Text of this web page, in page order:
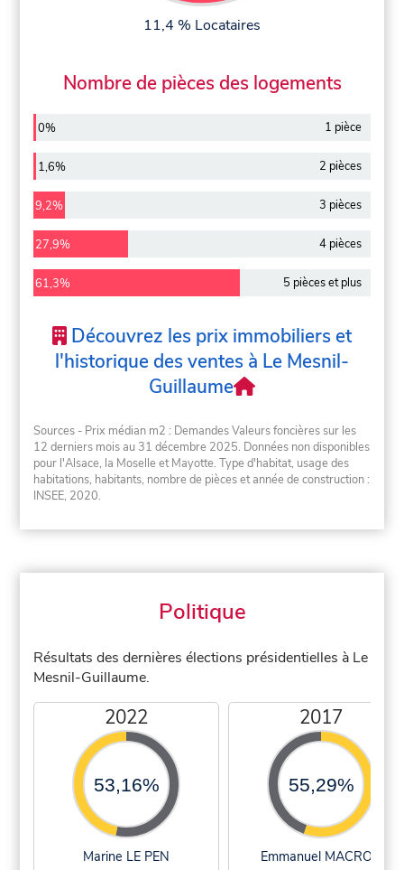
11,4 % Locataires
Nombre de pièces des logements
0% 1 pièce
1,6% 2 pièces
9,2% 3 pièces
27,9% 4 pièces
61,3% 5 pièces et plus
Découvrez les prix immobiliers et
l'historique des ventes à Le Mesnil-
Guillaume
Sources - Prix médian m2 : Demandes Valeurs foncières sur les
12 derniers mois au 31 décembre 2025. Données non disponibles
pour l'Alsace, la Moselle et Mayotte. Type d'habitat, usage des
habitations, habitants, nombre de pièces et année de construction :
INSEE, 2020.
Politique
Résultats des dernières élections présidentielles à Le
Mesnil-Guillaume.
2022
53,16%
Marine LE PEN
2017
55,29%
Emmanuel MACRON